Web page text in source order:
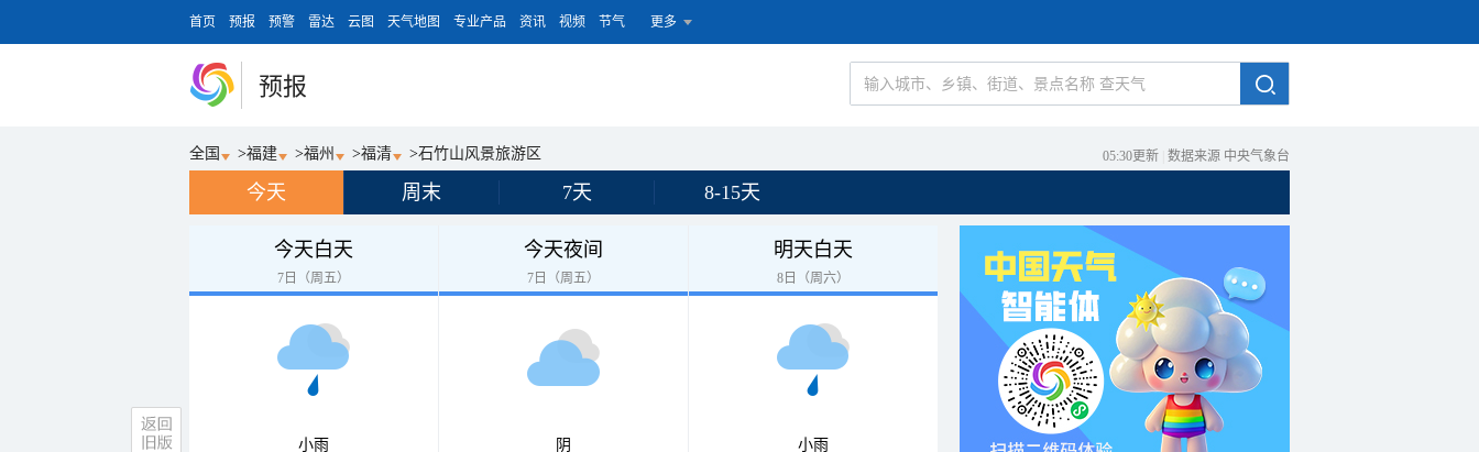
首页 预报 预警 雷达 云图 天气地图 专业产品 资讯 视频 节气 更多
预报
全国 >福建 >福州 >福清 >石竹山风景旅游区 05:30更新 数据来源 中央气象台
今天 周末 7天 8-15天
今天白天
7日（周五）
小雨
今天夜间
7日（周五）
阴
明天白天
8日（周六）
小雨